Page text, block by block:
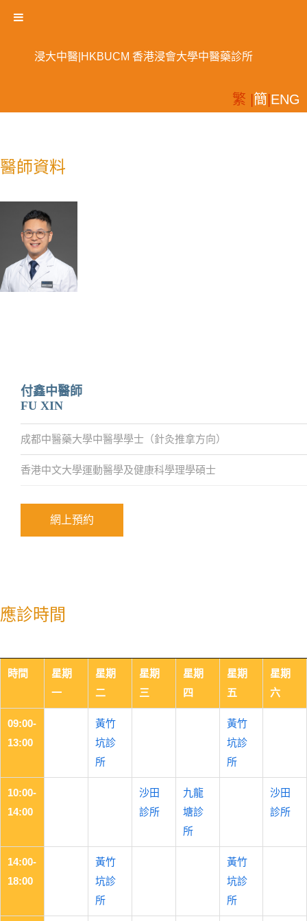
醫師資料
付鑫中醫師
FU XIN
成都中醫藥大學中醫學學士（針灸推拿方向）
香港中文大學運動醫學及健康科學理學碩士
網上預約
應診時間
時間
星期
一
星期
二
星期
三
星期
四
星期
五
星期
六
09:00-
13:00
黃竹
坑診
所
黃竹
坑診
所
10:00-
14:00
沙田
診所
九龍
塘診
所
沙田
診所
14:00-
18:00
黃竹
坑診
所
黃竹
坑診
所
浸大中醫|HKBUCM 香港浸會大學中醫藥診所
繁 | 簡 ENG